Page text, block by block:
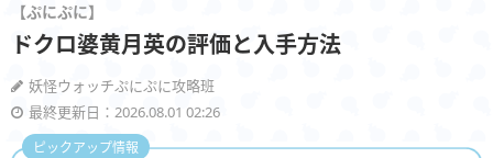
【ぷにぷに】
ドクロ婆黄月英の評価と入手方法
妖怪ウォッチぷにぷに攻略班
最終更新日：2026.08.01 02:26
ピックアップ情報